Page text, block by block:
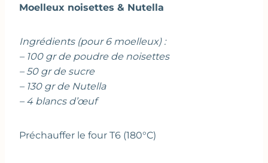
Moelleux noisettes & Nutella
Ingrédients (pour 6 moelleux) :
– 100 gr de poudre de noisettes
– 50 gr de sucre
– 130 gr de Nutella
– 4 blancs d’œuf
Préchauffer le four T6 (180°C)